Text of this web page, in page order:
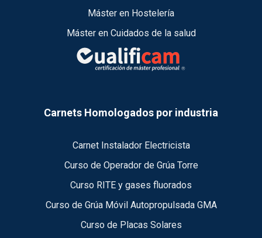
Máster en Hostelería
Máster en Cuidados de la salud
Carnets Homologados por industria
Carnet Instalador Electricista
Curso de Operador de Grúa Torre
Curso RITE y gases fluorados
Curso de Grúa Móvil Autopropulsada GMA
Curso de Placas Solares